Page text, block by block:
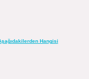
Hangisi